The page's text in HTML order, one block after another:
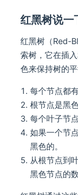
红黑树说一
红黑树（Red-
索树，它在插
色来保持树的
每个节点都
根节点是黑色
每个叶子节
如果一个节
黑色的。
从根节点到
黑色节点的